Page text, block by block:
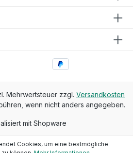
Mehrwertsteuer zzgl. Versandkosten
wenn nicht anders angegeben.
mit Shopware
Cookies, um eine bestmögliche